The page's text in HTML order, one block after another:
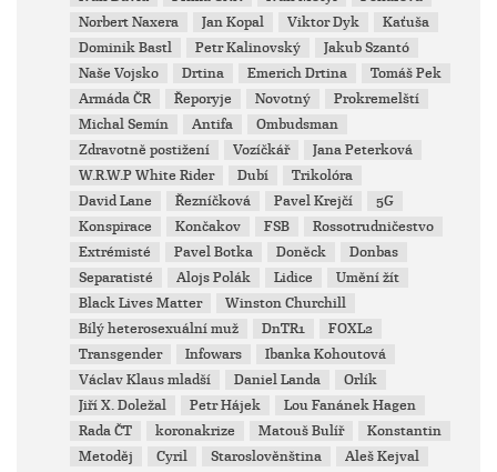
Norbert Naxera
Jan Kopal Viktor Dyk
Kaťuša
Dominik Bastl
Petr Kalinovský
Jakub Szantó
Naše Vojsko
Drtina Emerich Drtina
Tomáš Pek
Armáda ČR
Řeporyje Novotný
Prokremelští
Michal Semín
Antifa
Ombudsman
Zdravotně postižení
Vozíčkář
Jana Peterková
W.R.W.P White Rider
Dubí
Trikolóra
David Lane
Řezníčková Pavel Krejčí
5G
Konspirace
Končakov FSB
Rossotrudničestvo
Extrémisté
Pavel Botka Doněck
Donbas
Separatisté
Alojs Polák Lidice
Umění žít
Black Lives Matter
Winston Churchill
Bílý heterosexuální muž
DnTR1
FOXL2
Transgender
Infowars
Ibanka Kohoutová
Václav Klaus mladší
Daniel Landa
Orlík
Jiří X. Doležal
Petr Hájek
Lou Fanánek Hagen
Rada ČT
koronakrize Matouš Bulíř
Konstantin
Metoděj
Cyril Staroslověnština
Aleš Kejval